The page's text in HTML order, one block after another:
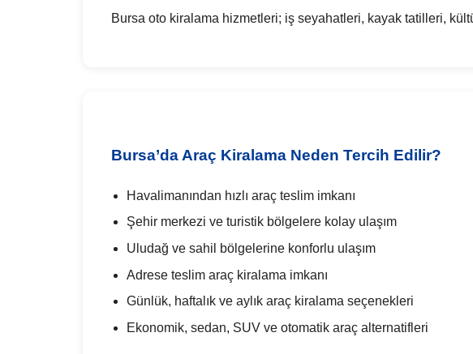
Bursa oto kiralama hizmetleri; iş seyahatleri, kayak tatilleri,
Bursa’da Araç Kiralama Neden Tercih Edilir?
Havalimanından hızlı araç teslim imkanı
Şehir merkezi ve turistik bölgelere kolay ulaşım
Uludağ ve sahil bölgelerine konforlu ulaşım
Adrese teslim araç kiralama imkanı
Günlük, haftalık ve aylık araç kiralama seçenekleri
Ekonomik, sedan, SUV ve otomatik araç alternatifleri